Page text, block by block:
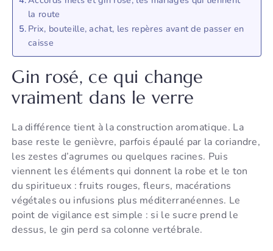
la route
Prix, bouteille, achat, les repères avant de passer en
caisse
Gin rosé, ce qui change
vraiment dans le verre
La différence tient à la construction aromatique. La
base reste le genièvre, parfois épaulé par la coriandre,
les zestes d’agrumes ou quelques racines. Puis
viennent les éléments qui donnent la robe et le ton
du spiritueux : fruits rouges, fleurs, macérations
végétales ou infusions plus méditerranéennes. Le
point de vigilance est simple : si le sucre prend le
dessus, le gin perd sa colonne vertébrale.